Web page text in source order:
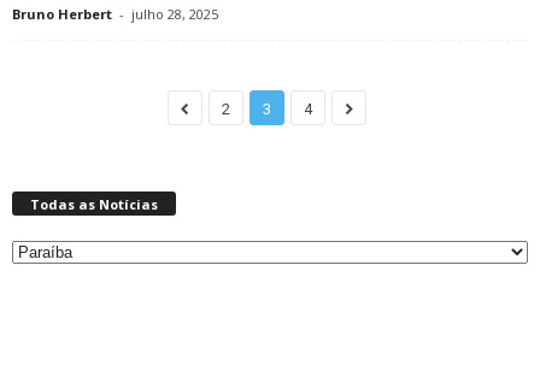
Bruno Herbert - julho 28, 2025
2 3 4
Todas as Notícias
Todas